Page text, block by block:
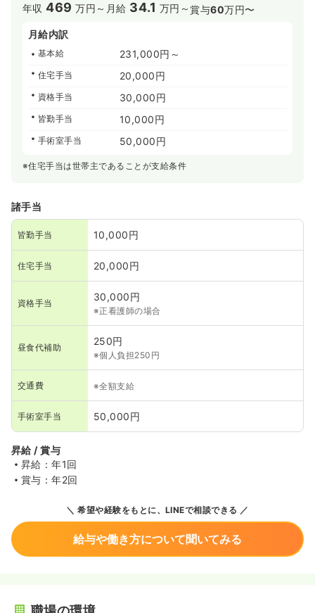
年収469 万円～ 月給 34.1 万円～賞与60万円〜
月給内訳
基本給 231,000円～
住宅手当 20,000円
資格手当 30,000円
皆勤手当 10,000円
手術室手当 50,000円
※住宅手当は世帯主であることが支給条件
諸手当
皆勤手当 10,000円
住宅手当 20,000円
資格手当
30,000円
※正看護師の場合
昼食代補助
250円
※個人負担250円
交通費 ※全額支給
手術室手当 50,000円
昇給 / 賞与
昇給：年1回
賞与：年2回
希望や経験をもとに、LINEで相談できる
給与や働き方について聞いてみる